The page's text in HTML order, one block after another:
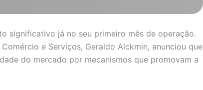
significativo já no seu primeiro mês de operação.
e Serviços, Geraldo Alckmin, anunciou que
do mercado por mecanismos que promovam a